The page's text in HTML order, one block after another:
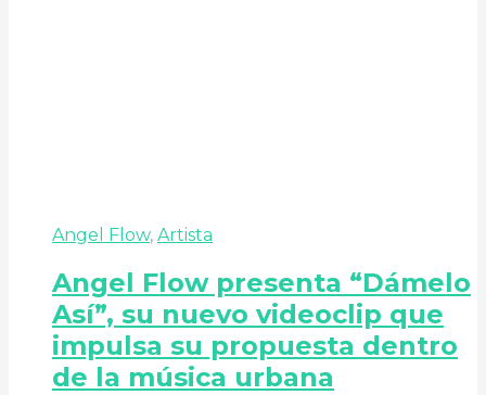
Angel Flow, Artista
Angel Flow presenta “Dámelo
Así”, su nuevo videoclip que
impulsa su propuesta dentro
de la música urbana